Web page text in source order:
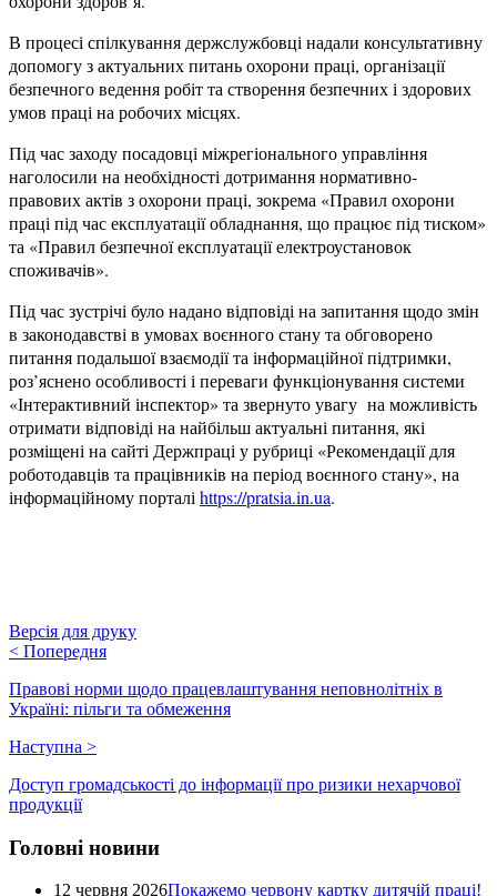
В процесі спілкування держслужбовці надали консультативну
допомогу з актуальних питань охорони праці, організації
безпечного ведення робіт та створення безпечних і здорових
умов праці на робочих місцях.
Під час заходу посадовці міжрегіонального управління
наголосили на необхідності дотримання нормативно-
правових актів з охорони праці, зокрема «Правил охорони
праці під час експлуатації обладнання, що працює під тиском»
та «Правил безпечної експлуатації електроустановок
споживачів».
Під час зустрічі було надано відповіді на запитання щодо змін
в законодавстві в умовах воєнного стану та обговорено
питання подальшої взаємодії та інформаційної підтримки,
роз’яснено особливості і переваги функціонування системи
«Інтерактивний інспектор» та звернуто увагу на можливість
отримати відповіді на найбільш актуальні питання, які
розміщені на сайті Держпраці у рубриці «Рекомендації для
роботодавців та працівників на період воєнного стану», на
інформаційному порталі https://pratsia.in.ua.
Версія для друку
< Попередня
Правові норми щодо працевлаштування неповнолітніх в
Україні: пільги та обмеження
Наступна >
Доступ громадськості до інформації про ризики нехарчової
продукції
Головні новини
12 червня 2026Покажемо червону картку дитячій праці!